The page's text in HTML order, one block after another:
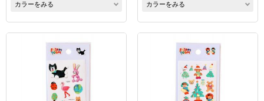
カラーをみる カラーをみる